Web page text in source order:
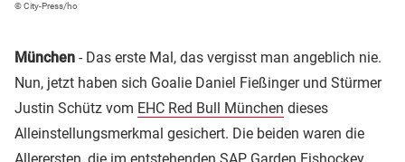
© City-Press/ho
München - Das erste Mal, das vergisst man angeblich nie.
Nun, jetzt haben sich Goalie Daniel Fießinger und Stürmer
Justin Schütz vom EHC Red Bull München dieses
Alleinstellungsmerkmal gesichert. Die beiden waren die